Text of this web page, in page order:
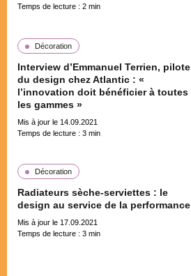
Temps de lecture : 2 min
Décoration
Interview d’Emmanuel Terrien, pilote
du design chez Atlantic : «
l’innovation doit bénéficier à toutes
les gammes »
Mis à jour le 14.09.2021
Temps de lecture : 3 min
Décoration
Radiateurs sèche-serviettes : le
design au service de la performance
Mis à jour le 17.09.2021
Temps de lecture : 3 min